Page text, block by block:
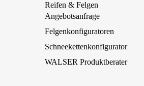
Reifen & Felgen
Angebotsanfrage
Felgenkonfiguratoren
Schneekettenkonfigurator
WALSER Produktberater